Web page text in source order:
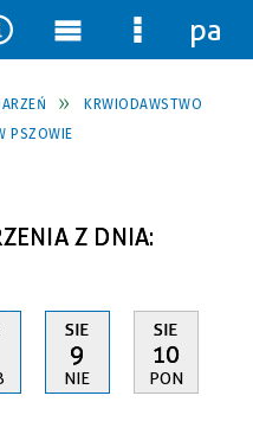
KRWIODAWSTWO
PSZOWIE
Z DNIA:
SIE
9
NIE
SIE
10
PON
Menu
główne
Menu